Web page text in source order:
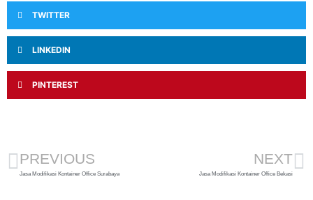
TWITTER
LINKEDIN
PINTEREST
PREVIOUS
Jasa Modifikasi Kontainer Office Surabaya
NEXT
Jasa Modifikasi Kontainer Office Bekasi